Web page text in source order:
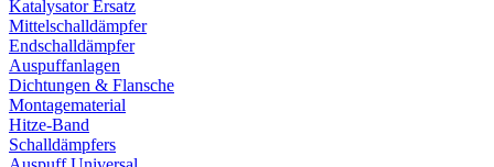
Katalysator Ersatz
Mittelschalldämpfer
Endschalldämpfer
Auspuffanlagen
Dichtungen & Flansche
Montagematerial
Hitze-Band
Schalldämpfers